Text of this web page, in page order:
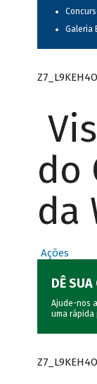
Galeria
do
da
Ações
DÊ
Ajude-nos
uma rápida